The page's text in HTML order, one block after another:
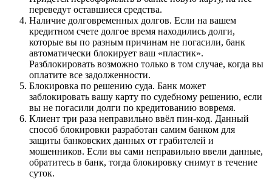
переведут оставшиеся средства.
Наличие долговременных долгов. Если на вашем
кредитном счете долгое время находились долги,
которые вы по разным причинам не погасили, банк
автоматически блокирует ваш «пластик».
Разблокировать возможно только в том случае, когда вы
оплатите все задолженности.
Блокировка по решению суда. Банк может
заблокировать вашу карту по судебному решению, если
вы не погасили долги по кредитованию вовремя.
Клиент три раза неправильно ввёл пин-код. Данный
способ блокировки разработан самим банком для
защиты банковских данных от грабителей и
мошенников. Если вы сами неправильно ввели данные,
обратитесь в банк, тогда блокировку снимут в течение
суток.